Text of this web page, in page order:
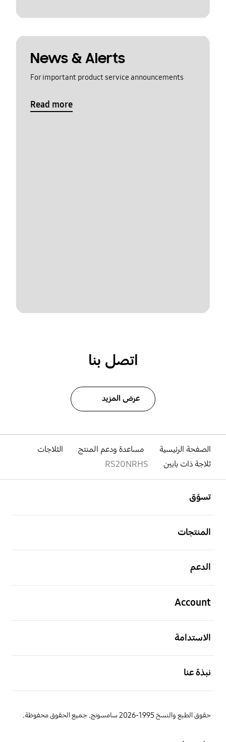
News & Alerts
For important product service announcements
Read more
اتصل بنا
عرض المزيد
الصفحة الرئيسية مساعدة ودعم المنتج
الثلاجات
ثلاجة ذات بابين
RS20NRHS
تسوّق
المنتجات
الدعم
Account
الاستدامة
نبذة عنا
حقوق الطبع والنسخ 1995-2026 سامسونج. جميع الحقوق محفوظة.